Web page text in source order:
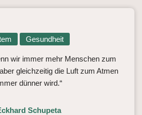
Gesundheit
wir immer mehr Menschen zum
gleichzeitig die Luft zum Atmen
dünner wird.“
Schupeta